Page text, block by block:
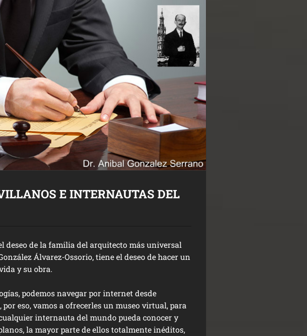
E INTERNAUTAS DEL
deseo de la familia del arquitecto más universal
Álvarez-Ossorio, tiene el deseo de hacer un
y su obra.
podemos navegar por internet desde
eso, vamos a ofrecerles un museo virtual, para
internauta del mundo pueda conocer y
la mayor parte de ellos totalmente inéditos,